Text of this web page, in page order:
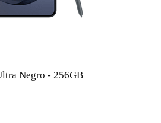
Negro - 256GB